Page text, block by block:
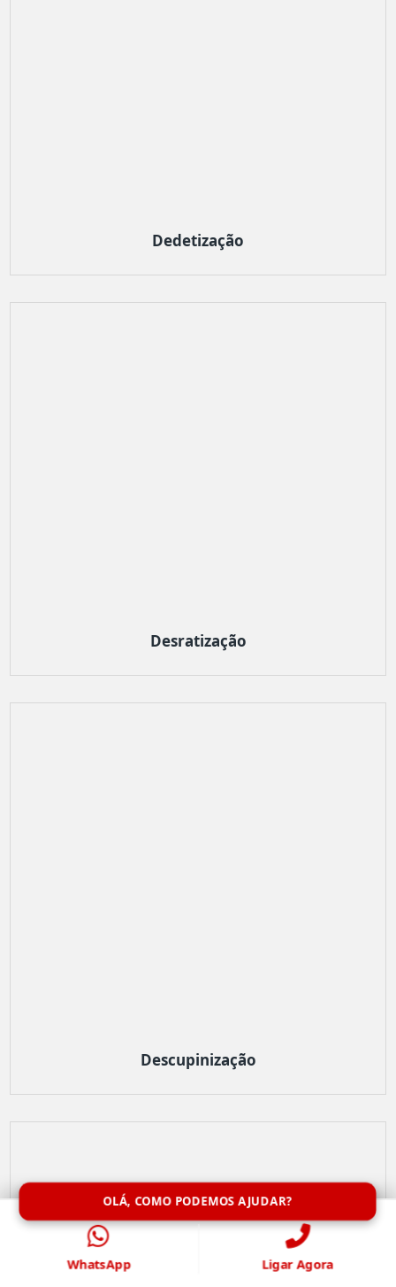
Dedetização
Desratização
Descupinização
OLÁ, COMO PODEMOS AJUDAR?
WhatsApp Ligar Agora